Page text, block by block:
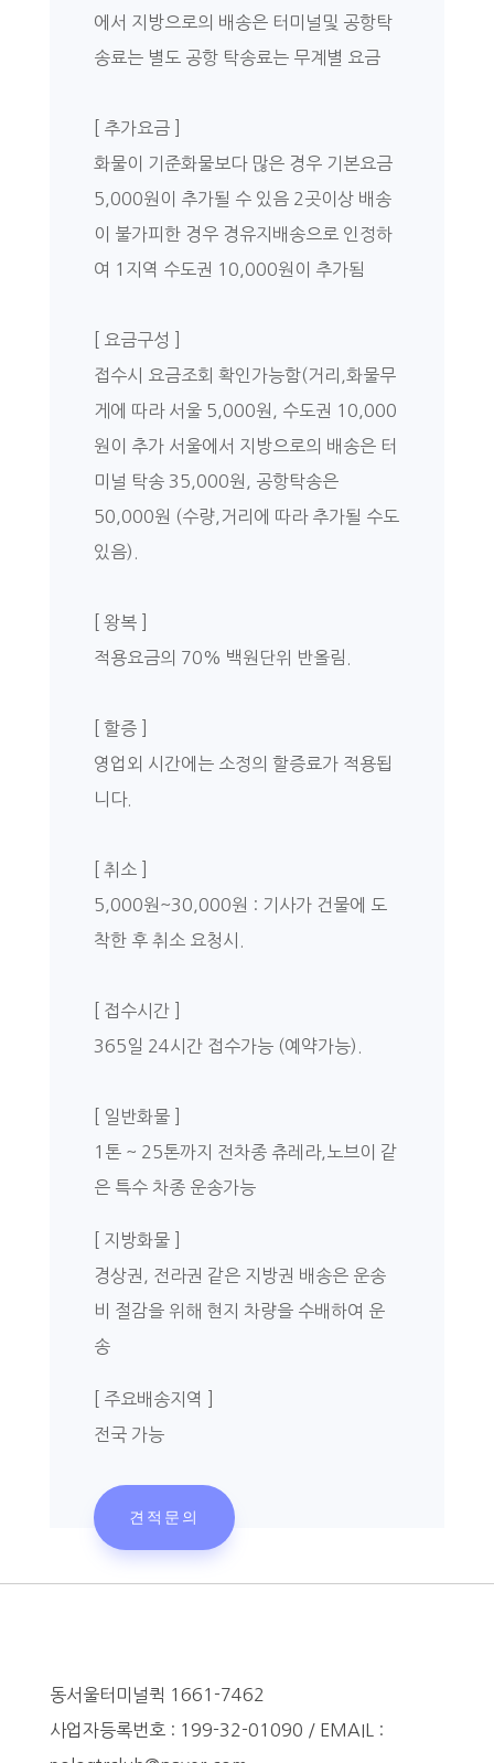
에서 지방으로의 배송은 터미널및 공항탁
송료는 별도 공항 탁송료는 무계별 요금
[ 추가요금 ]
화물이 기준화물보다 많은 경우 기본요금
5,000원이 추가될 수 있음 2곳이상 배송
이 불가피한 경우 경유지배송으로 인정하
여 1지역 수도권 10,000원이 추가됨
[ 요금구성 ]
접수시 요금조회 확인가능함(거리,화물무
게에 따라 서울 5,000원, 수도권 10,000
원이 추가 서울에서 지방으로의 배송은 터
미널 탁송 35,000원, 공항탁송은
50,000원 (수량,거리에 따라 추가될 수도
있음).
[ 왕복 ]
적용요금의 70% 백원단위 반올림.
[ 할증 ]
영업외 시간에는 소정의 할증료가 적용됩
니다.
[ 취소 ]
5,000원~30,000원 : 기사가 건물에 도
착한 후 취소 요청시.
[ 접수시간 ]
365일 24시간 접수가능 (예약가능).
[ 일반화물 ]
1톤 ~ 25톤까지 전차종 츄레라,노브이 같
은 특수 차종 운송가능
[ 지방화물 ]
경상권, 전라권 같은 지방권 배송은 운송
비 절감을 위해 현지 차량을 수배하여 운
송
[ 주요배송지역 ]
전국 가능
견적문의
동서울터미널퀵 1661-7462
사업자등록번호 : 199-32-01090 / EMAIL :